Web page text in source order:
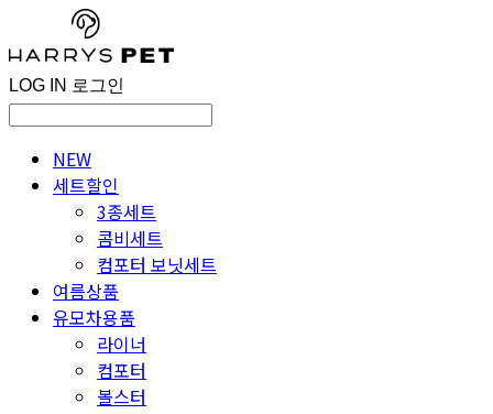
LOG IN 로그인
NEW
세트할인
3종세트
콤비세트
컴포터 보닛세트
여름상품
유모차용품
라이너
컴포터
볼스터